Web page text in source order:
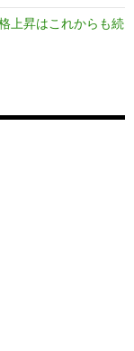
上昇はこれからも続